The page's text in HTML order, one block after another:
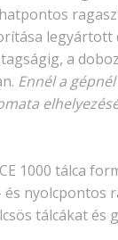
legyártott
a
Ennél a
1000 tálca
nyolcpontos
tálcákat és